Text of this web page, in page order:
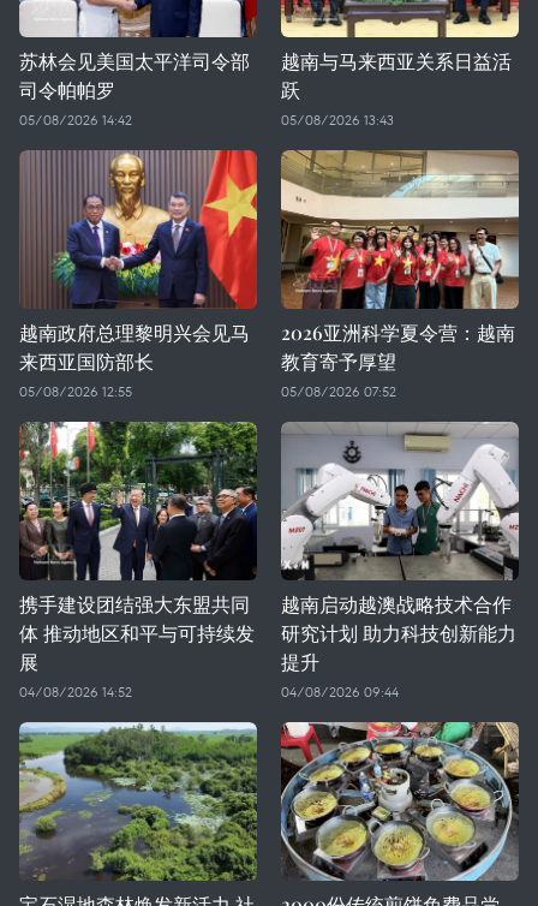
苏林会见美国太平洋司令部
司令帕帕罗
05/08/2026 14:42
越南与马来西亚关系日益活
跃
05/08/2026 13:43
越南政府总理黎明兴会见马
来西亚国防部长
05/08/2026 12:55
2026亚洲科学夏令营：越南
教育寄予厚望
05/08/2026 07:52
携手建设团结强大东盟共同
体 推动地区和平与可持续发
展
04/08/2026 14:52
越南启动越澳战略技术合作
研究计划 助力科技创新能力
提升
04/08/2026 09:44